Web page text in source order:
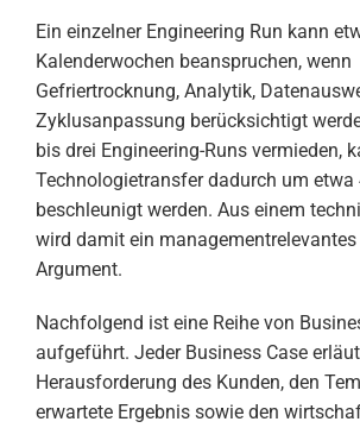
Ein einzelner Engineering Run kann
Kalenderwochen beanspruchen, wenn
Gefriertrocknung, Analytik,
Zyklusanpassung berücksichtigt
bis drei Engineering-Runs vermieden,
Technologietransfer dadurch um etwa
beschleunigt werden. Aus einem
wird damit ein
Argument.
Nachfolgend ist eine Reihe von
aufgeführt. Jeder Business Case
Herausforderung des Kunden, den
erwartete Ergebnis sowie den